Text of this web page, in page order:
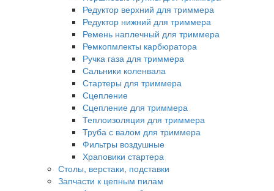
Редуктор верхний для триммера
Редуктор нижний для триммера
Ремень наплечный для триммера
Ремкопмлекты карбюратора
Ручка газа для триммера
Сальники коленвала
Стартеры для триммера
Сцепление
Сцепление для триммера
Теплоизоляция для триммера
Труба с валом для триммера
Фильтры воздушные
Храповики стартера
Столы, верстаки, подставки
Запчасти к цепным пилам